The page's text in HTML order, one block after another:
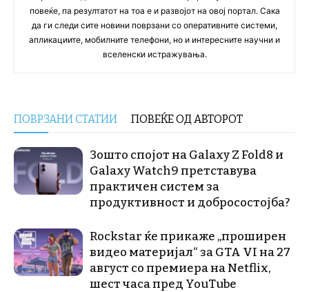
повеќе, па резултатот на тоа е и развојот на овој портал. Сака
да ги следи сите новини поврзани со оперативните системи,
апликациите, мобилните телефони, но и интересните научни и
вселенски истражувања.
ПОВРЗАНИ СТАТИИ ПОВЕЌЕ ОД АВТОРОТ
Зошто спојот на Galaxy Z Fold8 и
Galaxy Watch9 претставува
практичен систем за
продуктивност и добросостојба?
Rockstar ќе прикаже „проширен
видео материјал“ за GTA VI на 27
август со премиера на Netflix,
шест часа пред YouTube